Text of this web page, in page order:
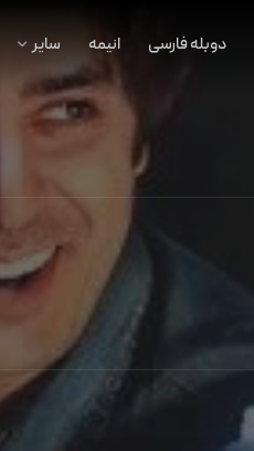
دوبله فارسی انیمه سایر